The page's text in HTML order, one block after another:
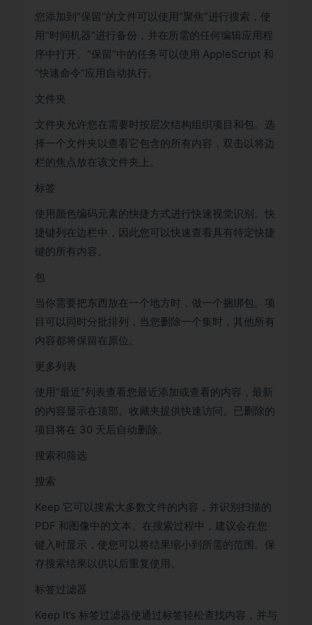
您添加到“保留”的文件可以使用“聚焦”进行搜索，使
用“时间机器”进行备份，并在所需的任何编辑应用程
序中打开。“保留”中的任务可以使用 AppleScript 和
“快速命令”应用自动执行。
文件夹
文件夹允许您在需要时按层次结构组织项目和包。选
择一个文件夹以查看它包含的所有内容，双击以将边
栏的焦点放在该文件夹上。
标签
使用颜色编码元素的快捷方式进行快速视觉识别。快
捷键列在边栏中，因此您可以快速查看具有特定快捷
键的所有内容。
包
当你需要把东西放在一个地方时，做一个捆绑包。项
目可以同时分批排列，当您删除一个集时，其他所有
内容都将保留在原位。
更多列表
使用“最近”列表查看您最近添加或查看的内容，最新
的内容显示在顶部。收藏夹提供快速访问。已删除的
项目将在 30 天后自动删除。
搜索和筛选
搜索
Keep 它可以搜索大多数文件的内容，并识别扫描的
PDF 和图像中的文本。在搜索过程中，建议会在您
键入时显示，使您可以将结果缩小到所需的范围。保
存搜索结果以供以后重复使用。
标签过滤器
Keep It’s 标签过滤器使通过标签轻松查找内容，并与